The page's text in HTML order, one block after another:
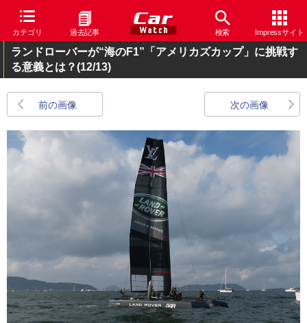
カテゴリ 過去記事 検索 Impressサイト
ランドローバーが“海のF1”「アメリカズカップ」に挑戦す
る意義とは？(12/13)
前の画像 次の画像